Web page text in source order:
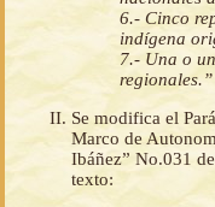
6.- Cinco
indígena
7.- Una o
regionales.”
Se modifica el
Marco de
Ibáñez” No.031
texto: